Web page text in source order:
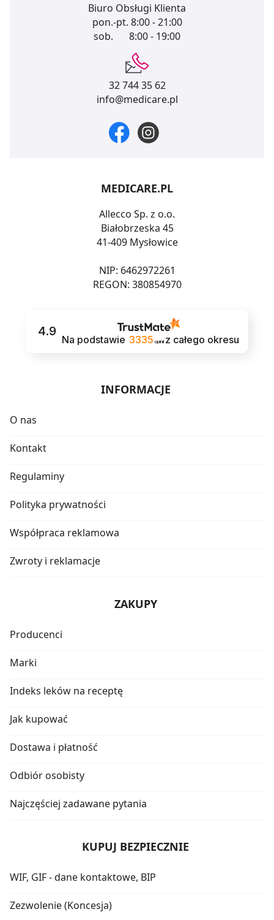
Biuro Obsługi Klienta
pon.-pt. 8:00 - 21:00
sob.
8:00 - 19:00
32 744 35 62
info@medicare.pl
MEDICARE.PL
Allecco Sp. z o.o.
Białobrzeska 45
41-409 Mysłowice
NIP: 6462972261
REGON: 380854970
4.9
Na podstawie 3335 opinii z całego okresu
INFORMACJE
O nas
Kontakt
Regulaminy
Polityka prywatności
Współpraca reklamowa
Zwroty i reklamacje
ZAKUPY
Producenci
Marki
Indeks leków na receptę
Jak kupować
Dostawa i płatność
Odbiór osobisty
Najczęściej zadawane pytania
KUPUJ BEZPIECZNIE
WIF, GIF - dane kontaktowe, BIP
Zezwolenie (Koncesja)